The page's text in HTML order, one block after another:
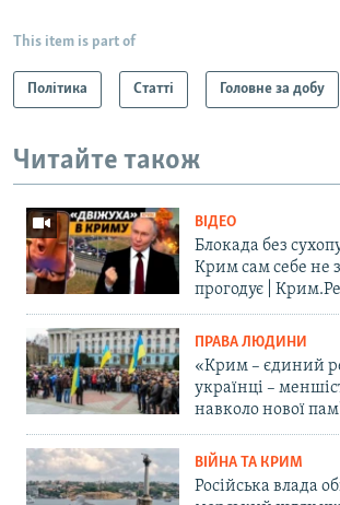
This item is part of
Політика Статті Головне за добу
Читайте також
ВІДЕО
Блокада без
Крим сам себе не
прогодує |
ПРАВА ЛЮДИНИ
«Крим – єдиний
українці –
навколо нової
ВІЙНА ТА КРИМ
Російська влада